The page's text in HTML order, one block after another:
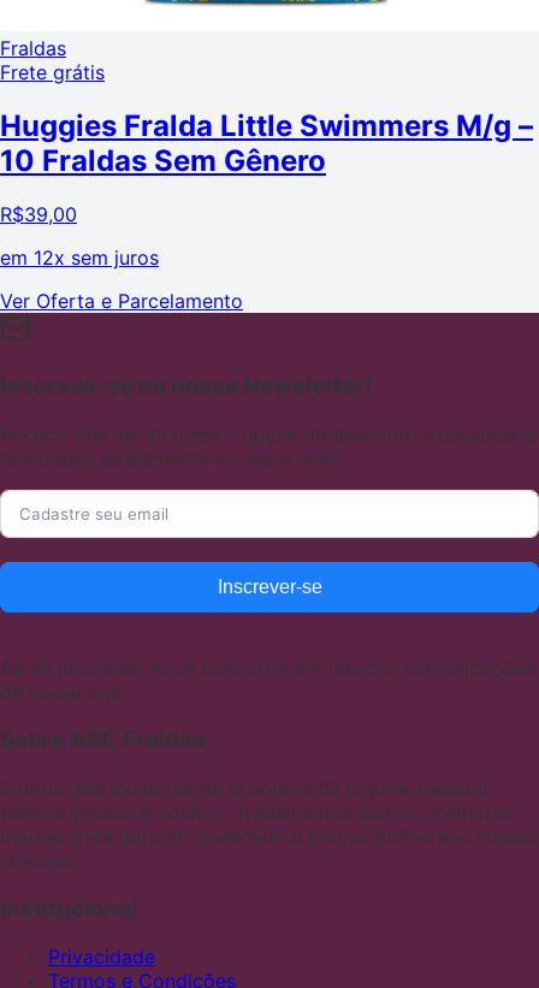
Fraldas
Frete grátis
Huggies Fralda Little Swimmers M/g –
10 Fraldas Sem Gênero
R$39,00
em 12x sem juros
Ver Oferta e Parcelamento
Inscreva-se na nossa Newsletter!
Receba ofertas incríveis, cupons de desconto exclusivos e
novidades diretamente no seu e-mail.
Inscrever-se
Ao se inscrever, você concorda em receber comunicações
de nossa loja.
Sobre ABC Fraldas
Somos distribuidores de produtos de higiene pessoal,
fraldas infantis e adultas. Trabalhamos com as melhores
marcas para garantir qualidade e preços justos aos nossos
clientes
Institucional
Privacidade
Termos e Condições